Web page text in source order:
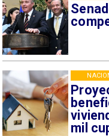
mil